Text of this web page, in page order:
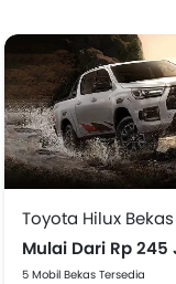
Toyota Hilux Bekas
Mulai Dari Rp 245
5 Mobil Bekas Tersedia